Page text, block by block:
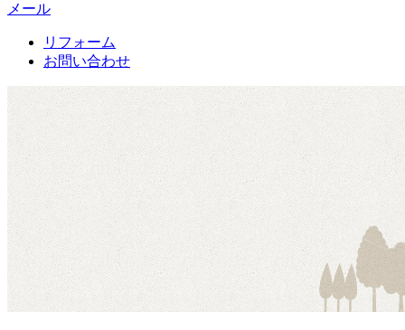
メール
リフォーム
お問い合わせ